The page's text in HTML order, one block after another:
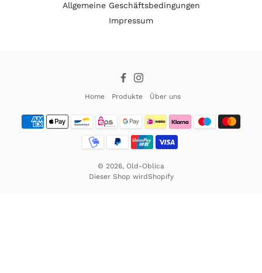
Allgemeine Geschäftsbedingungen
Impressum
Home
Produkte Über uns
© 2026, Old-Oblica
Dieser Shop wirdShopify